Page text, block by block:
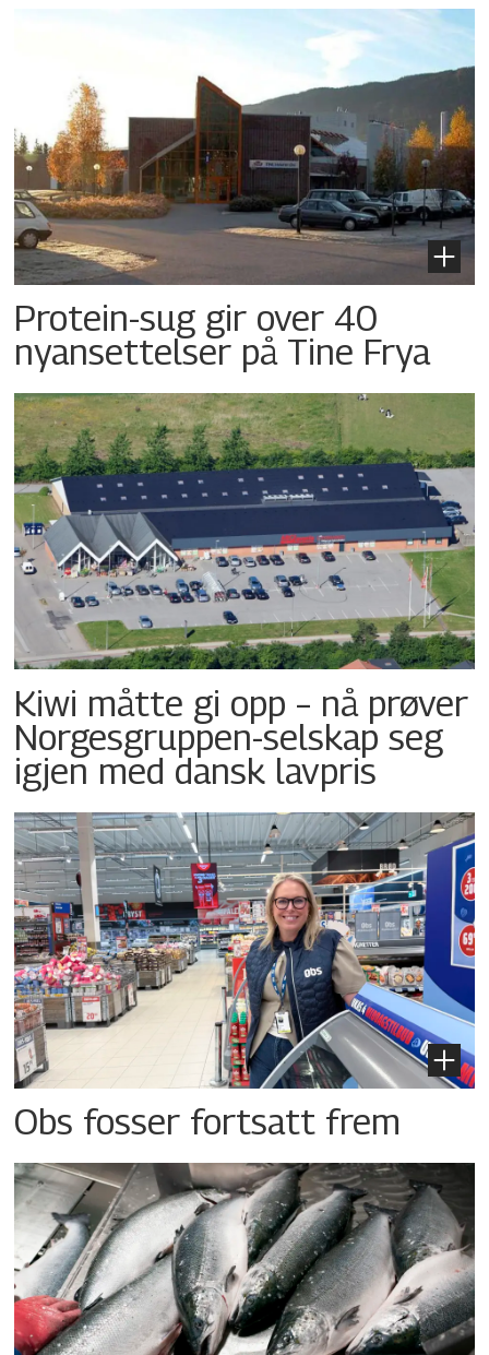
Protein-sug gir over 40
nyansettelser på Tine Frya
Kiwi måtte gi opp – nå prøver
Norgesgruppen-selskap seg
igjen med dansk lavpris
Obs fosser fortsatt frem